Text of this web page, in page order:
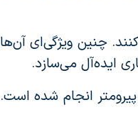
چنین ویژگی‌ای آن‌ها
ایده‌آل می‌سازد.
انجام شده است.